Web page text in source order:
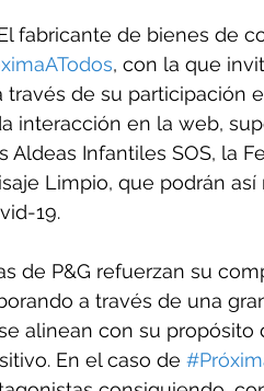
fabricante de bienes de
, con la que
de su participación
interacción en la web,
Aldeas Infantiles SOS, la
Limpio, que podrán
19.
de P&G refuerzan su
a través de una
alinean con su propósito
En el caso de